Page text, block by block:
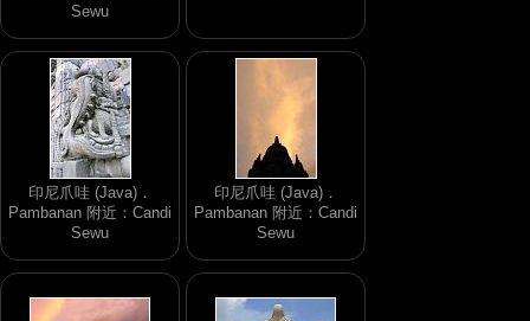
Sewu
印尼爪哇 (Java)．
Pambanan 附近：Candi
Sewu
印尼爪哇 (Java)．
Pambanan 附近：Candi
Sewu